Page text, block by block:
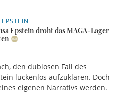
Epstein droht das MAGA-Lager
den dubiosen Fall des
lückenlos aufzuklären. Doch
eigenen Narrativs werden.